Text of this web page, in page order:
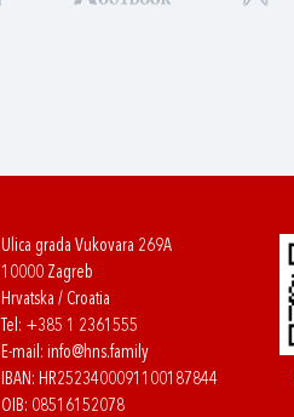
Ulica grada Vukovara 269A
10000 Zagreb
Hrvatska / Croatia
Tel: +385 1 2361555
E-mail: info@hns.family
IBAN: HR2523400091100187844
OIB: 08516152078